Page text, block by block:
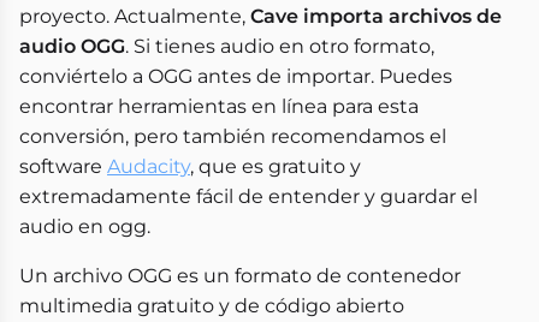
proyecto. Actualmente, Cave importa archivos de
audio OGG. Si tienes audio en otro formato,
conviértelo a OGG antes de importar. Puedes
encontrar herramientas en línea para esta
conversión, pero también recomendamos el
software Audacity, que es gratuito y
extremadamente fácil de entender y guardar el
audio en ogg.
Un archivo OGG es un formato de contenedor
multimedia gratuito y de código abierto